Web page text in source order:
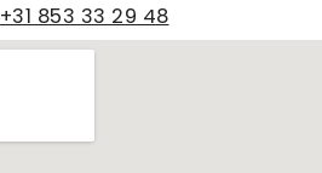
+31 853 33 29 48